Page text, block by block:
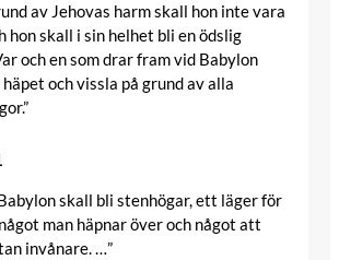
av Jehovas harm skall hon inte vara
hon skall i sin helhet bli en ödslig
och en som drar fram vid Babylon
och vissla på grund av alla
skall bli stenhögar, ett läger för
man häpnar över och något att
invånare. …”